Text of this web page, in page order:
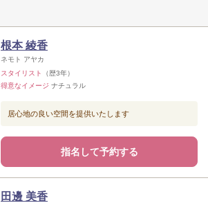
根本 綾香
ネモト アヤカ
スタイリスト
（歴3年）
得意なイメージ ナチュラル
居心地の良い空間を提供いたします
指名して予約する
田邊 美香